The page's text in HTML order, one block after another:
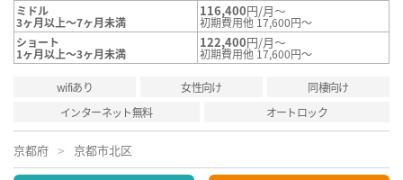
ミドル
3ヶ月以上～7ヶ月未満
116,400円/月～
初期費用他 17,600円～
ショート
1ヶ月以上～3ヶ月未満
122,400円/月～
初期費用他 17,600円～
wifiあり 女性向け
同棲向け
インターネット無料
オートロック
京都府 京都市北区